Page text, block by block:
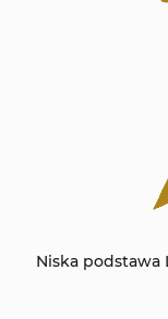
Niska podstawa